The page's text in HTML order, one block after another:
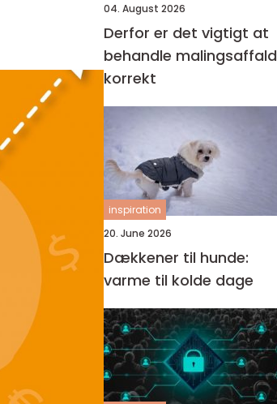
04. August 2026
Derfor er det vigtigt at
behandle malingsaffald
korrekt
inspiration
20. June 2026
Dækkener til hunde:
varme til kolde dage